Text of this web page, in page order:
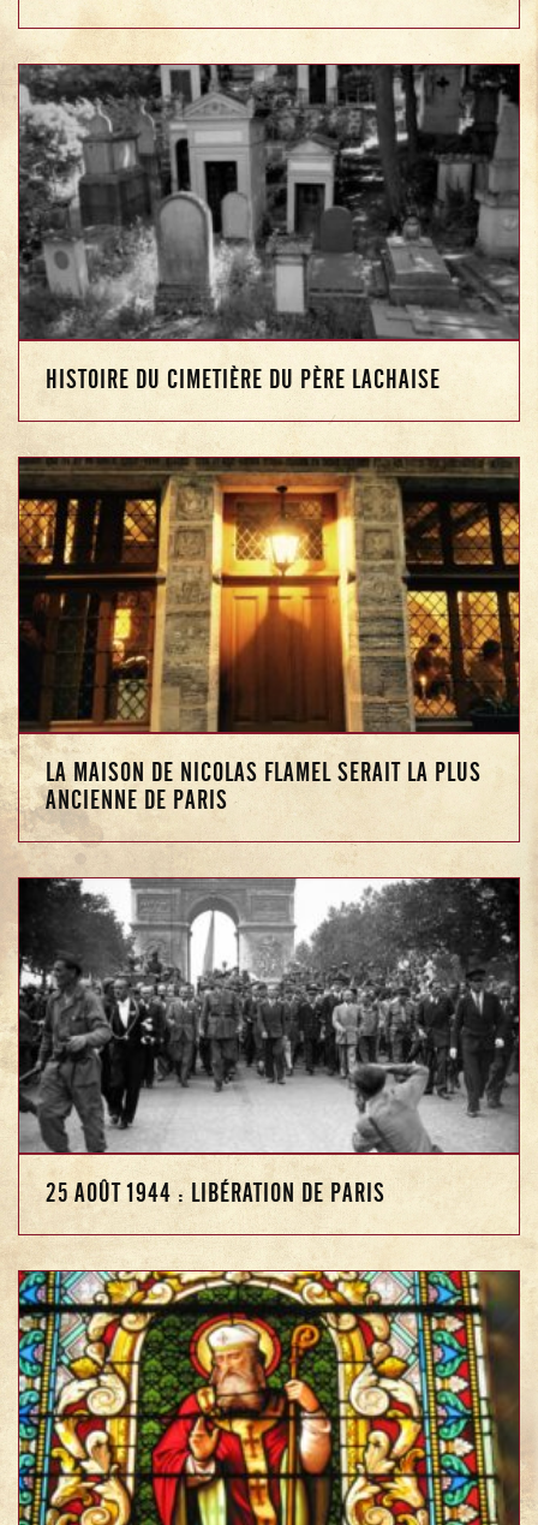
HISTOIRE DU CIMETIÈRE DU PÈRE LACHAISE
LA MAISON DE NICOLAS FLAMEL SERAIT LA PLUS
ANCIENNE DE PARIS
25 AOÛT 1944 : LIBÉRATION DE PARIS